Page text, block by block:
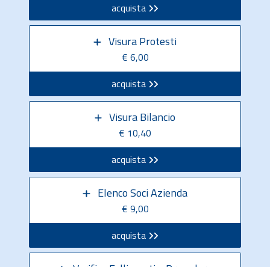
acquista
Visura Protesti
€ 6,00
acquista
Visura Bilancio
€ 10,40
acquista
Elenco Soci Azienda
€ 9,00
acquista